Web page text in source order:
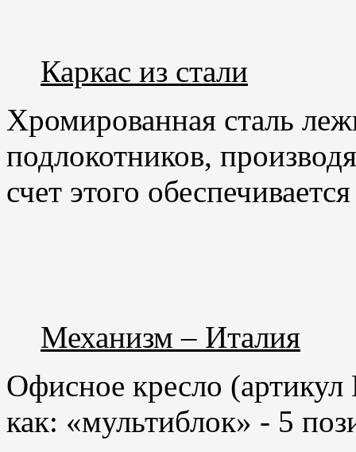
Каркас из стали
Хромированная сталь
подлокотников,
счет этого
Механизм – Италия
Офисное кресло (артикул
как: «мультиблок» - 5